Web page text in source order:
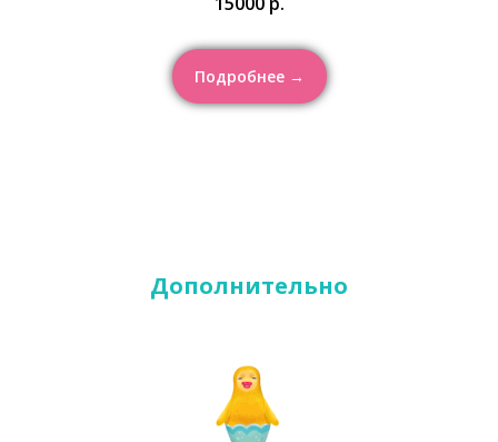
Подробнее →
Дополнительно